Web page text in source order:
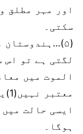
اور مہر مطلق
سکتی۔
لگتی ہے تو اس
الموت میں
ایسی حالت
ہوگا۔